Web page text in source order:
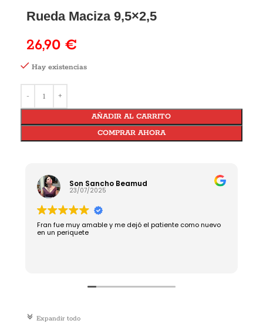
Rueda Maciza 9,5×2,5
26,90 €
Son Sancho Beamud
23/07/2025
Fran fue muy amable y me dejó el patiente como nuevo
en un periquete
c Expandir todo
Hay existencias
AÑADIR AL CARRITO
COMPRAR AHORA